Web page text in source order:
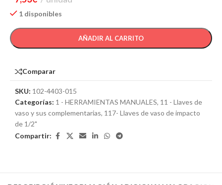
1 disponibles
AÑADIR AL CARRITO
Comparar
SKU: 102-4403-015
Categorías: 1 - HERRAMIENTAS MANUALES, 11 - Llaves de
vaso y sus complementarias, 117- Llaves de vaso de impacto
de 1/2"
Compartir: